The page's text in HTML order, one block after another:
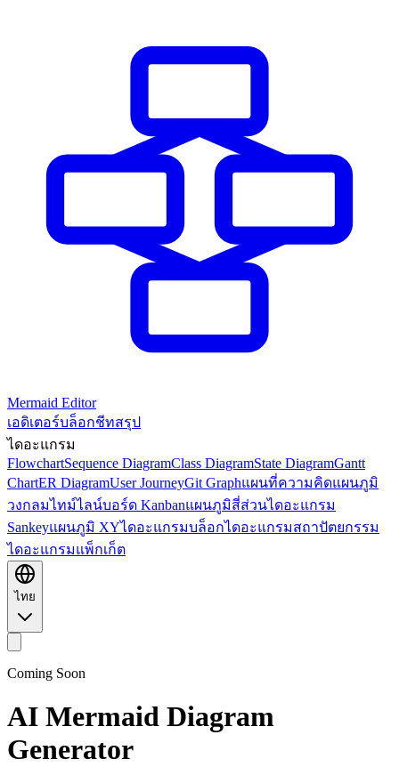
Mermaid Editor
เอดิเตอร์บล็อกชีทสรุป
ไดอะแกรม
FlowchartSequence DiagramClass DiagramState DiagramGantt
ChartER DiagramUser JourneyGit Graphแผนที่ความคิดแผนภูมิ
วงกลมไทม์ไลน์บอร์ด Kanbanแผนภูมิสี่ส่วนไดอะแกรม
Sankeyแผนภูมิ XYไดอะแกรมบล็อกไดอะแกรมสถาปัตยกรรม
ไดอะแกรมแพ็กเก็ต
ไทย
Coming Soon
AI Mermaid Diagram
Generator